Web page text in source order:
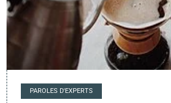
PAROLES D'EXPERTS